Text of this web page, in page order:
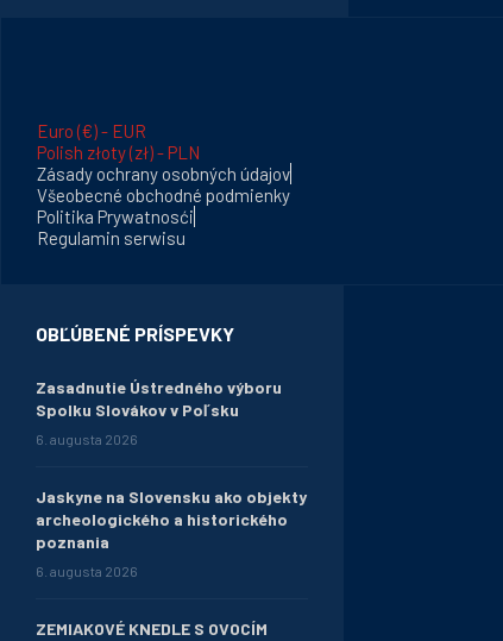
Euro (€) - EUR
Polish złoty (zł) - PLN
Zásady ochrany osobných údajov
Všeobecné obchodné podmienky
Politika Prywatnosći
Regulamin serwisu
OBĽÚBENÉ PRÍSPEVKY
Zasadnutie Ústredného výboru
Spolku Slovákov v Poľsku
6. augusta 2026
Jaskyne na Slovensku ako objekty
archeologického a historického
poznania
6. augusta 2026
ZEMIAKOVÉ KNEDLE S OVOCÍM